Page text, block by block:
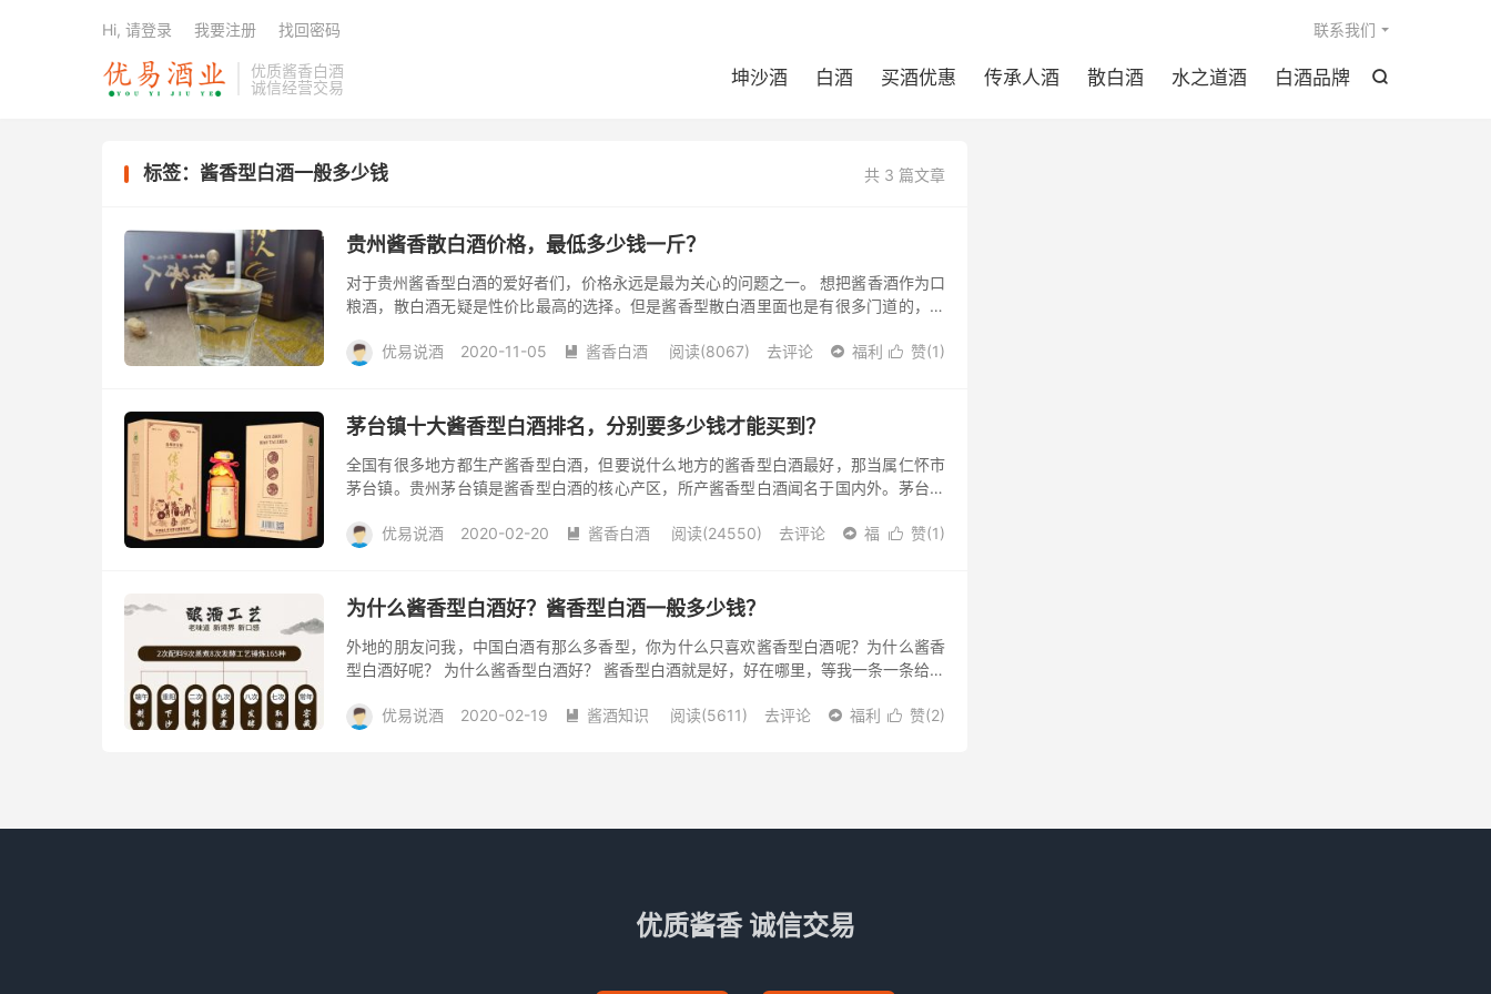
优质酱香白酒
诚信经营交易

坤沙酒 白酒 买酒优惠 传承人酒 散白酒 水之道酒 白酒品牌
联系我们
Hi, 请登录 我要注册 找回密码
共 3 篇文章
标签：酱香型白酒一般多少钱
贵州酱香散白酒价格，最低多少钱一斤？
对于贵州酱香型白酒的爱好者们，价格永远是最为关心的问题之一。 想把酱香酒作为口
粮酒，散白酒无疑是性价比最高的选择。但是酱香型散白酒里面也是有很多门道的，那
型白酒现...
 赞(1)
优易说酒 2020-11-05  酱香白酒 阅读(8067) 去评论  福利
茅台镇十大酱香型白酒排名，分别要多少钱才能买到？
全国有很多地方都生产酱香型白酒，但要说什么地方的酱香型白酒最好，那当属仁怀市
茅台镇。贵州茅台镇是酱香型白酒的核心产区，所产酱香型白酒闻名于国内外。茅台镇
综合评价，我...
 赞(1)
优易说酒 2020-02-20  酱香白酒 阅读(24550) 去评论  福
为什么酱香型白酒好？酱香型白酒一般多少钱？
外地的朋友问我，中国白酒有那么多香型，你为什么只喜欢酱香型白酒呢？为什么酱香
型白酒好呢？ 为什么酱香型白酒好？ 酱香型白酒就是好，好在哪里，等我一条一条给列
达...
 赞(2)
优易说酒 2020-02-19  酱酒知识 阅读(5611) 去评论  福利
优质酱香 诚信交易